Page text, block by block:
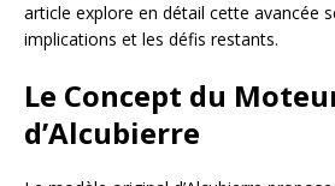
article explore en détail cette avancée
implications et les défis restants.
Le Concept du
d’Alcubierre